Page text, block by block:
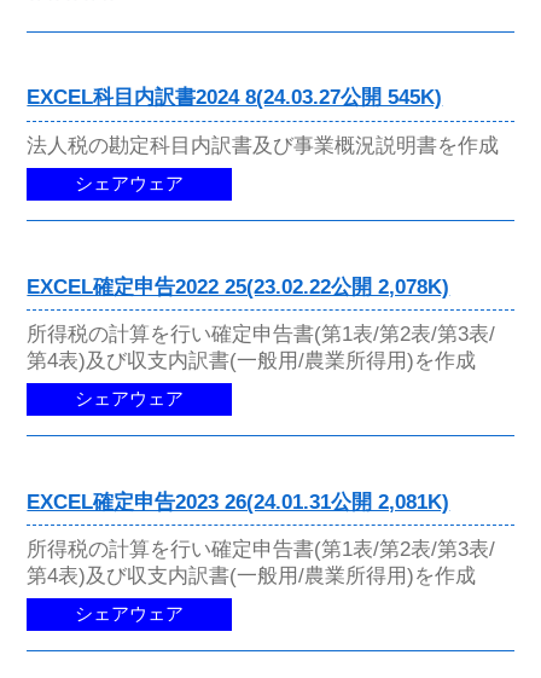
EXCEL科目内訳書2024 8(24.03.27公開 545K)
法人税の勘定科目内訳書及び事業概況説明書を作成
シェアウェア
EXCEL確定申告2022 25(23.02.22公開 2,078K)
所得税の計算を行い確定申告書(第1表/第2表/第3表/
第4表)及び収支内訳書(一般用/農業所得用)を作成
シェアウェア
EXCEL確定申告2023 26(24.01.31公開 2,081K)
所得税の計算を行い確定申告書(第1表/第2表/第3表/
第4表)及び収支内訳書(一般用/農業所得用)を作成
シェアウェア